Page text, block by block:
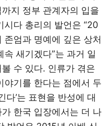
지 정부 관계자의 입을
시다 총리의 발언은 “20
엄과 명예에 깊은 상처
새기겠다”는 과거 일
수 있다. 인류가 겪은
야기를 한다는 점에서 두
다’는 표현을 반성에 대
한국 입장에서는 더 나